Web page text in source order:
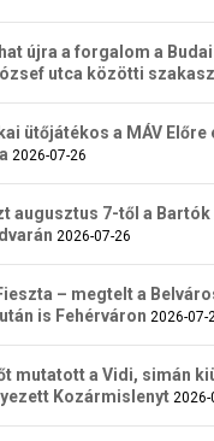
újra a forgalom a
utca közötti
ütőjátékos a MÁV Előre
2026-07-26
augusztus 7-től a Bartók
2026-07-26
– megtelt a
is Fehérváron 2026-07-
mutatott a Vidi, simán
Kozármislenyt 2026-